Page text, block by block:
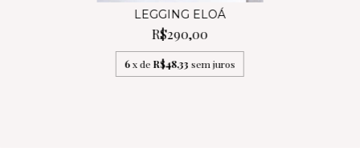
LEGGING ELOÁ
R$290,00
6x de R$48,33 sem juros